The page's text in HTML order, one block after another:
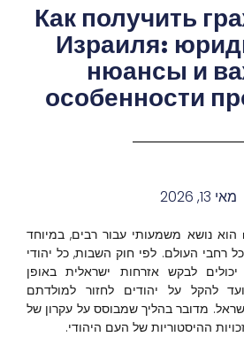
Как получить
Израиля:
нюансы и
особенности
מאי 13, 2026
гражданство Израиля הוא נושא משמעותי עבור רבים, במיוחד
רחבי העולם. לפי חוק השבות, כל יהודי
לבקש אזרחות ישראלית באופן
להקל על יהודים לחזור למולדתם
מדובר בהליך שמבוסס על עקרון של
ההיסטוריות של העם היהודי.